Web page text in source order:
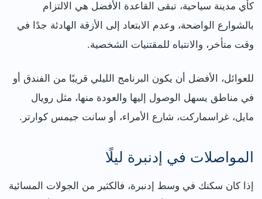
كأي مدينة سياحية، تبقى القاعدة الأفضل هي الالتزام
بالشوارع الواضحة، وعدم الابتعاد إلى الأزقة الهادئة جدًا في
وقت متأخر، والانتباه للمقتنيات الشخصية.
للعوائل، الأفضل أن يكون البرنامج الليلي قريبًا من الفندق أو
في مناطق يسهل الوصول إليها والعودة منها، مثل رويال
مايل، غراسماركت، شارع الأمراء، أو سانت جيمس كوارتر.
المواصلات في إدنبرة ليلًا
إذا كان سكنك في وسط إدنبرة، فالكثير من الجولات المسائية